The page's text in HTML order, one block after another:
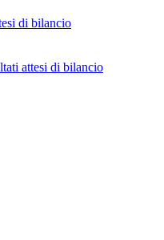
di bilancio
attesi di bilancio